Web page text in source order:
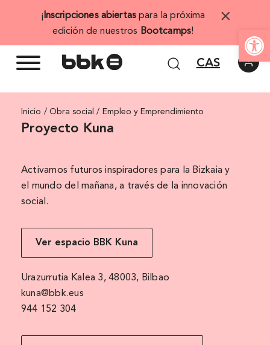
Abrir
¡ Inscripciones abiertas para la próxima
edición de nuestros Bootcamps!
×
CAS
Inicio Empleo y Emprendimiento
Proyecto Kuna
Activamos futuros inspiradores para la Bizkaia y
el mundo del mañana, a través de la innovación
social.
Ver espacio BBK Kuna
Urazurrutia Kalea 3, 48003, Bilbao
kuna@bbk.eus
944 152 304